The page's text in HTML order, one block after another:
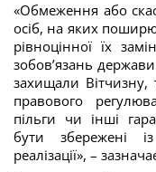
«Обмеження або
осіб, на яких
рівноцінної їх
зобов’язань
захищали Вітчизну,
правового
пільги чи інші
бути збережені
реалізації», –